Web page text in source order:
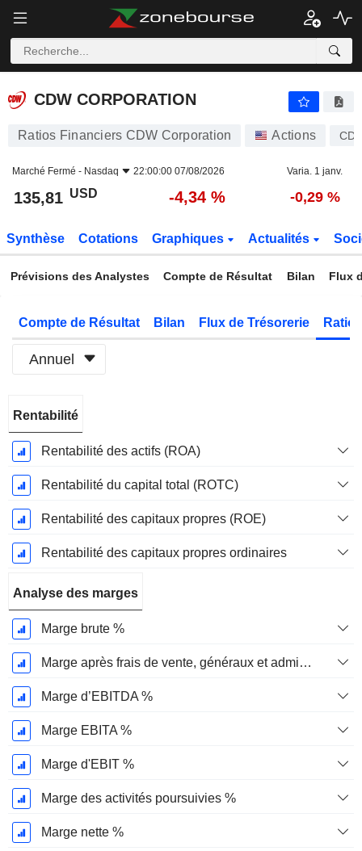
CDW CORPORATION
CDW CORPORATION
Ratios Financiers CDW Corporation Actions
Marché Fermé - Nasdaq 22:00:00 07/08/2026 Varia. 1 janv.
135,81 USD -4,34 % -0,29 %
Synthèse Cotations Graphiques Actualités
Prévisions des Analystes Compte de Résultat Bilan Flux
Compte de Résultat Bilan Flux de Trésorerie
Annuel
Fiscale:
Décembre
Rentabilité
Rentabilité des actifs (ROA)
Rentabilité du capital total (ROTC)
Rentabilité des capitaux propres (ROE)
Rentabilité des capitaux propres ordinaires
Analyse des marges
Marge brute %
Marge après frais de vente, généraux et administratifs %
Marge d’EBITDA %
Marge EBITA %
Marge d'EBIT %
Marge des activités poursuivies %
Marge nette %